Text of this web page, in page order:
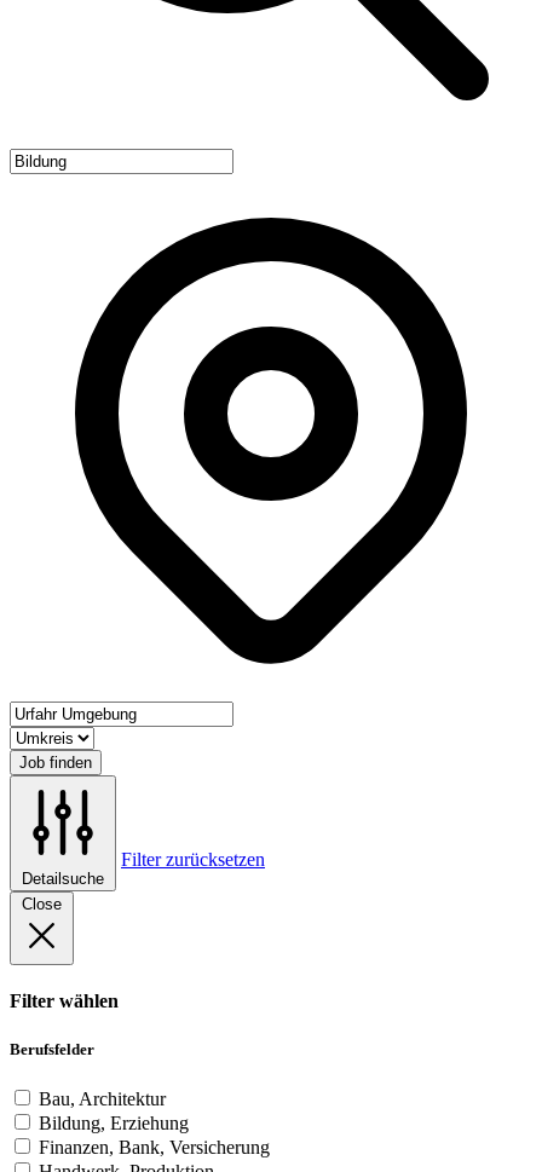
Job finden
Detailsuche
Filter zurücksetzen
Close
Filter wählen
Berufsfelder
Bau, Architektur
Bildung, Erziehung
Finanzen, Bank, Versicherung